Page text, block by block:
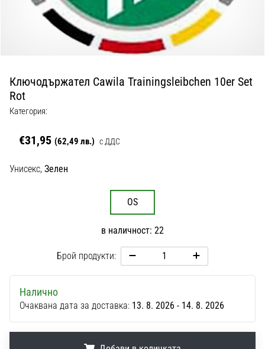
официални
Nike,
adidas
и
Бъди
част
всеки
1 мин. четене
Nike
Phantom
6
Ключодържател Cawila Trainingsleibchen 10er Set
Rot
Категория:
€31,95 (62,49 лв.) с ДДС
Унисекс, Зелен
OS
в наличност: 22
Брой продукти:
Налично
Очаквана дата за доставка: 13. 8. 2026 - 14. 8. 2026